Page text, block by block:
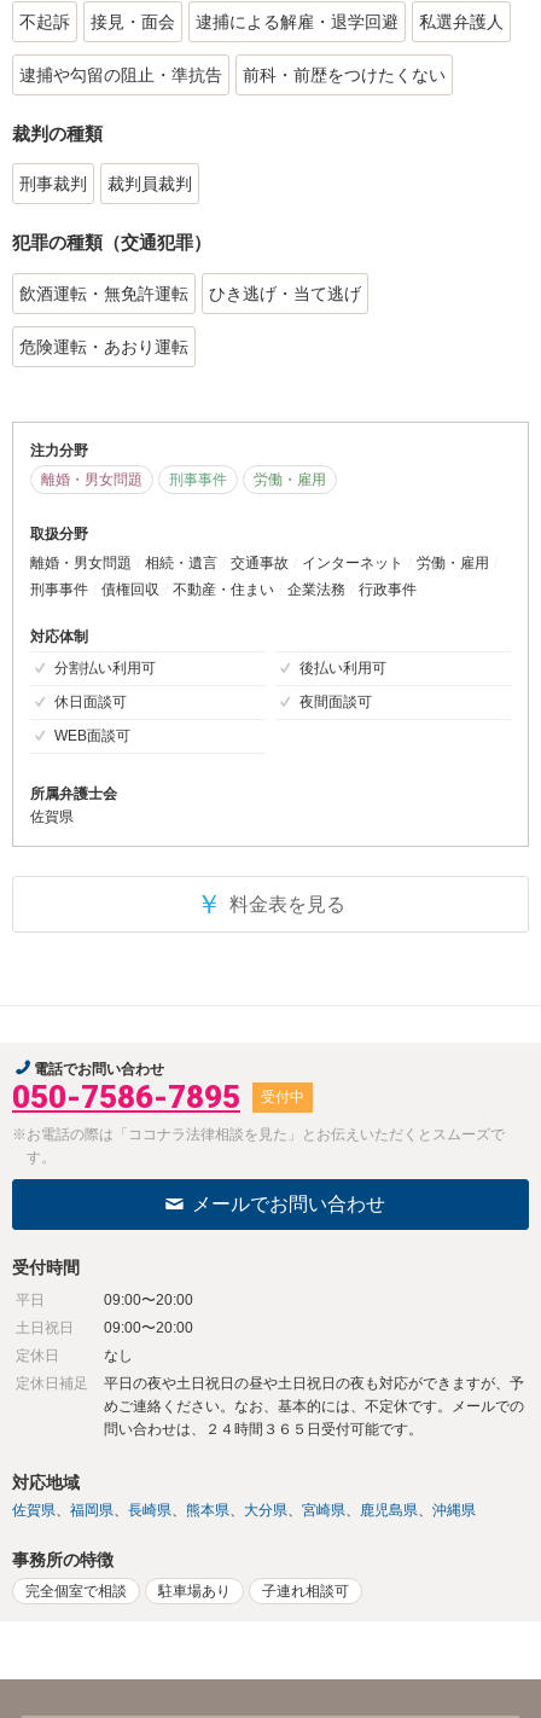
不起訴 接見・面会 逮捕による解雇・退学回避 私選弁護人
逮捕や勾留の阻止・準抗告 前科・前歴をつけたくない
裁判の種類
刑事裁判 裁判員裁判
犯罪の種類（交通犯罪）
飲酒運転・無免許運転 ひき逃げ・当て逃げ
危険運転・あおり運転
注力分野
離婚・男女問題
刑事事件 労働・雇用
取扱分野
離婚・男女問題
相続・遺言 交通事故 インターネット
労働・雇用
刑事事件
債権回収 不動産・住まい 企業法務 行政事件
対応体制
分割払い利用可
後払い利用可
休日面談可
夜間面談可
WEB面談可
所属弁護士会
佐賀県
￥ 料金表を見る
電話でお問い合わせ
050-7586-7895 受付中
※お電話の際は「ココナラ法律相談を見た」とお伝えいただくとスムーズで
す。
メールでお問い合わせ
受付時間
平日
09:00〜20:00
土日祝日
09:00〜20:00
定休日
なし
定休日補足
平日の夜や土日祝日の昼や土日祝日の夜も対応ができますが、予
めご連絡ください。なお、基本的には、不定休です。メールでの
問い合わせは、２４時間３６５日受付可能です。
対応地域
佐賀県 福岡県 長崎県 熊本県 大分県 宮崎県 鹿児島県 沖縄県
事務所の特徴
完全個室で相談 駐車場あり 子連れ相談可